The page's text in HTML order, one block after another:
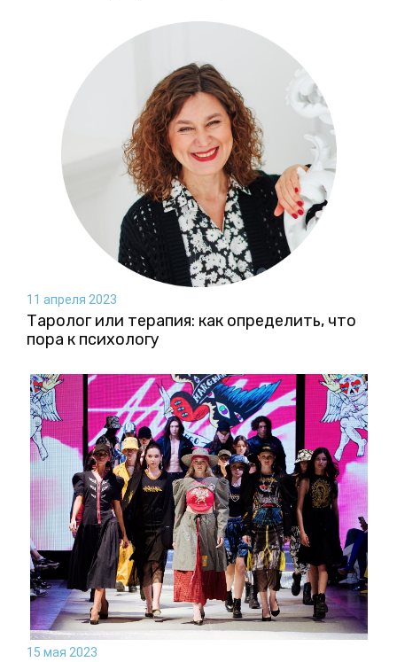
11 апреля 2023
Таролог или терапия: как определить, что
пора к психологу
15 мая 2023